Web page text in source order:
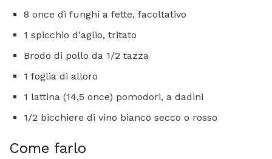
8 once di funghi a fette, facoltativo
1 spicchio d'aglio, tritato
Brodo di pollo da 1/2 tazza
1 foglia di alloro
1 lattina (14,5 once) pomodori, a dadini
1/2 bicchiere di vino bianco secco o rosso
Come farlo